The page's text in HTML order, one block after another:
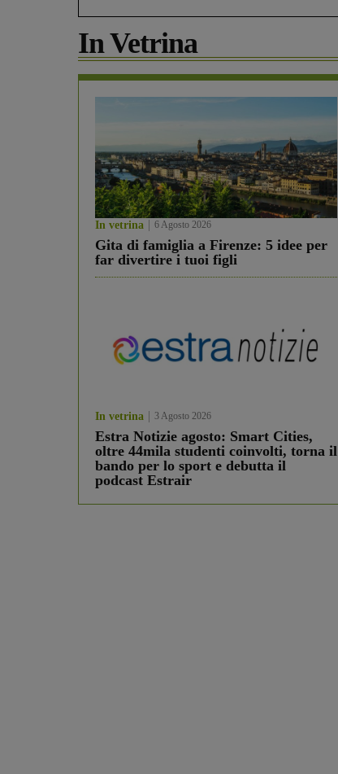
In Vetrina
In vetrina 6 Agosto 2026
Gita di famiglia a Firenze: 5 idee per
far divertire i tuoi figli
In vetrina 3 Agosto 2026
Estra Notizie agosto: Smart Cities,
oltre 44mila studenti coinvolti, torna il
bando per lo sport e debutta il
podcast Estrair